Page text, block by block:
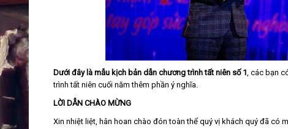
Dưới đây là mẫu kịch bản dẫn chương trình tất niên số 1, các bạn
trình tất niên cuối năm thêm phần ý nghĩa.
LỜI DẪN CHÀO MỪNG
Xin nhiệt liệt, hân hoan chào đón toàn thể quý vị khách quý đã có